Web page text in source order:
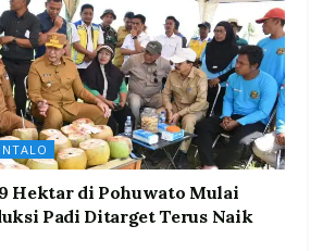
Hektar di Pohuwato Mulai
Padi Ditarget Terus Naik